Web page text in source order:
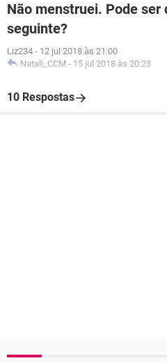
Não menstruei. Pode ser
seguinte?
Liz234 - 12 jul 2018 às 21:00
Natali_CCM - 15 jul 2018 às 20:23
10 Respostas